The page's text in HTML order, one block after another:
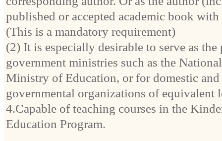
published or accepted academic book
(This is a mandatory requirement)
(2) It is especially desirable to serve as
government ministries such as the
Ministry of Education, or for domestic
governmental organizations of equivalent
4.Capable of teaching courses in the
Education Program.